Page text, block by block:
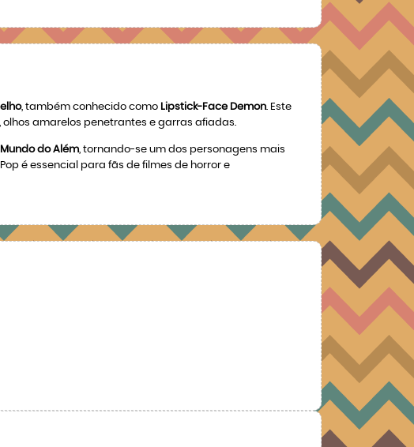
, também conhecido como Lipstick-Face Demon. Este
amarelos penetrantes e garras afiadas.
Mundo do Além, tornando-se um dos personagens mais
é essencial para fãs de filmes de horror e